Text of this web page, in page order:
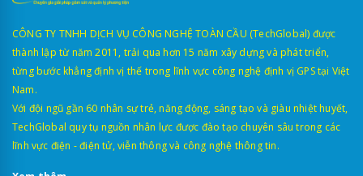
70mai A510
2.790.000đ (1 mắt
3.090.000đ (2 mắt
3.190.000đ (2 mắt
70mai T400 3.590.000đ
CÔNG TY TNHH DỊCH VỤ CÔNG NGHỆ TOÀN CẦU (TechGlobal) được
thành lập từ năm 2011, trải qua hơn 15 năm xây dựng và phát triển,
từng bước khẳng định vị thế trong lĩnh vực công nghệ định vị GPS tại Việt
Nam.
Với đội ngũ gần 60 nhân sự trẻ, năng động, sáng tạo và giàu nhiệt huyết,
TechGlobal quy tụ nguồn nhân lực được đào tạo chuyên sâu trong các
lĩnh vực điện - điện tử, viễn thông và công nghệ thông tin.